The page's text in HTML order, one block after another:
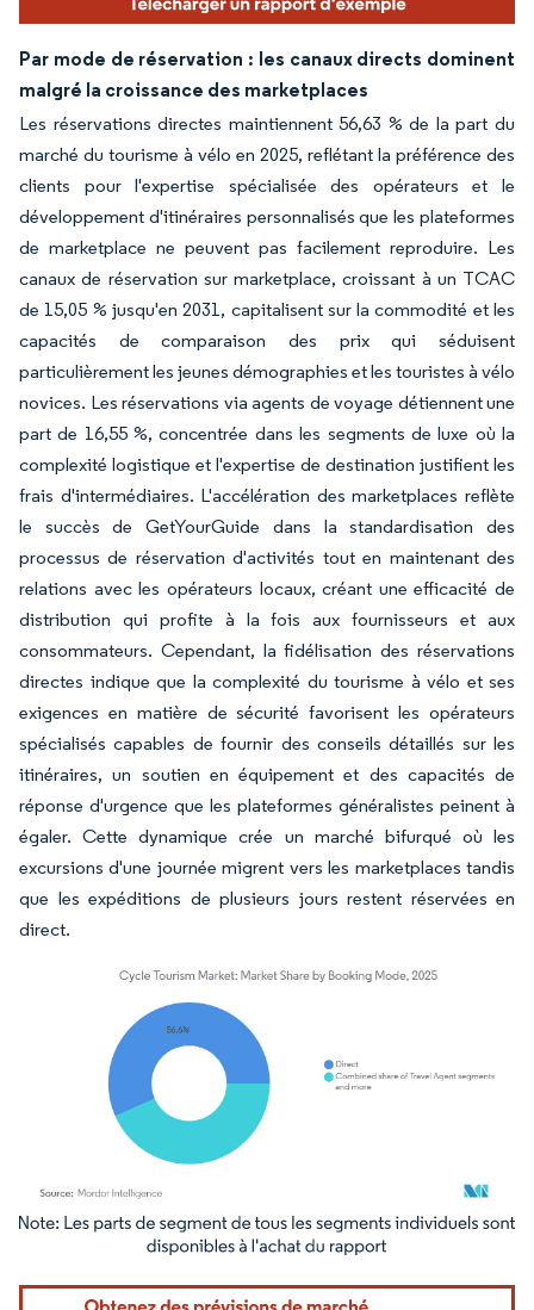
Par mode de réservation : les canaux directs dominent
malgré la croissance des marketplaces
Les réservations directes maintiennent 56,63 % de la part du
marché du tourisme à vélo en 2025, reflétant la préférence des
clients pour l'expertise spécialisée des opérateurs et le
développement d'itinéraires personnalisés que les plateformes
de marketplace ne peuvent pas facilement reproduire. Les
canaux de réservation sur marketplace, croissant à un TCAC
de 15,05 % jusqu'en 2031, capitalisent sur la commodité et les
capacités de comparaison des prix qui séduisent
particulièrement les jeunes démographies et les touristes à vélo
novices. Les réservations via agents de voyage détiennent une
part de 16,55 %, concentrée dans les segments de luxe où la
complexité logistique et l'expertise de destination justifient les
frais d'intermédiaires. L'accélération des marketplaces reflète
le succès de GetYourGuide dans la standardisation des
processus de réservation d'activités tout en maintenant des
relations avec les opérateurs locaux, créant une efficacité de
distribution qui profite à la fois aux fournisseurs et aux
consommateurs. Cependant, la fidélisation des réservations
directes indique que la complexité du tourisme à vélo et ses
exigences en matière de sécurité favorisent les opérateurs
spécialisés capables de fournir des conseils détaillés sur les
itinéraires, un soutien en équipement et des capacités de
réponse d'urgence que les plateformes généralistes peinent à
égaler. Cette dynamique crée un marché bifurqué où les
excursions d'une journée migrent vers les marketplaces tandis
que les expéditions de plusieurs jours restent réservées en
direct.
Image © Mordor Intelligence. La réutilisation nécessite une attribution sous CC BY